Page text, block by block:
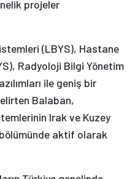
projeler
(LBYS), Hastane
Radyoloji Bilgi Yönetim
ile geniş bir
Balaban,
Irak ve Kuzey
aktif olarak